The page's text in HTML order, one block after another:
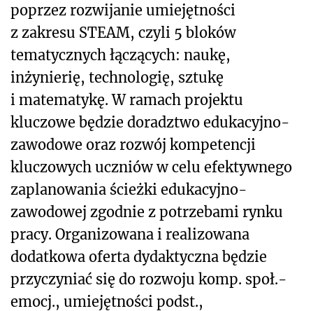
poprzez rozwijanie umiejętności
z zakresu STEAM, czyli 5 bloków
tematycznych łączących: naukę,
inżynierię, technologię, sztukę
i matematykę. W ramach projektu
kluczowe będzie doradztwo edukacyjno-
zawodowe oraz rozwój kompetencji
kluczowych uczniów w celu efektywnego
zaplanowania ścieżki edukacyjno-
zawodowej zgodnie z potrzebami rynku
pracy. Organizowana i realizowana
dodatkowa oferta dydaktyczna będzie
przyczyniać się do rozwoju komp. społ.-
emocj., umiejętności podst.,